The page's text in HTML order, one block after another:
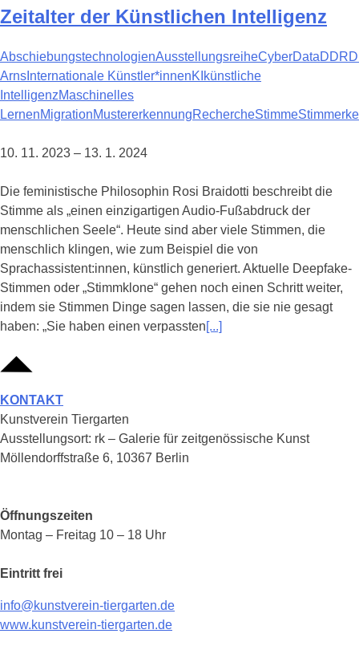
Zeitalter der Künstlichen Intelligenz
AbschiebungstechnologienAusstellungsreiheCyberDataDDR
Arns Internationale Künstler*innenKI künstliche
IntelligenzMaschinelles
LernenMigrationMustererkennungRechercheStimme
10. 11. 2023 – 13. 1. 2024
Die feministische Philosophin Rosi Braidotti beschreibt die
Stimme als „einen einzigartigen Audio-Fußabdruck der
menschlichen Seele“. Heute sind aber viele Stimmen, die
menschlich klingen, wie zum Beispiel die von
Sprachassistent:innen, künstlich generiert. Aktuelle Deepfake-
Stimmen oder „Stimmklone“ gehen noch einen Schritt weiter,
indem sie Stimmen Dinge sagen lassen, die sie nie gesagt
haben: „Sie haben einen verpassten[...]
KONTAKT
Kunstverein Tiergarten
Ausstellungsort: rk – Galerie für zeitgenössische Kunst
Möllendorffstraße 6, 10367 Berlin
Öffnungszeiten
Montag – Freitag 10 – 18 Uhr
Eintritt frei
info@kunstverein-tiergarten.de
www.kunstverein-tiergarten.de